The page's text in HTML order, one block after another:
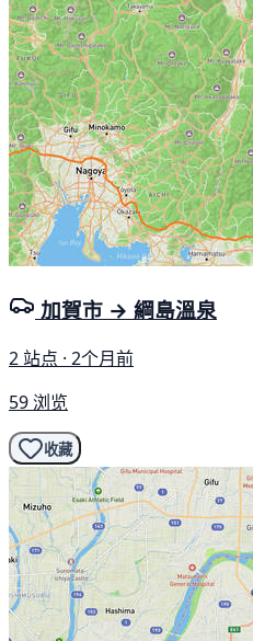
加賀市 → 綱島溫泉
2 站点 · 2个月前
59 浏览
收藏